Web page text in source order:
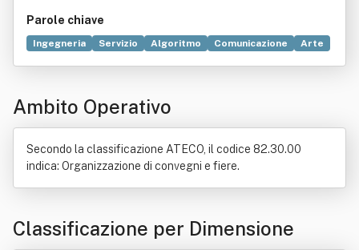
Parole chiave
Ingegneria Servizio Algoritmo Comunicazione
Arte
Intelligenza artificiale
Informazione
Licenza (informatica)
Ambito Operativo
Secondo la classificazione ATECO, il codice 82.30.00
indica: Organizzazione di convegni e fiere.
Classificazione per Dimensione